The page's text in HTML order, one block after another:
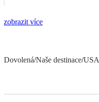
zobrazit více
Dovolená/Naše destinace/USA